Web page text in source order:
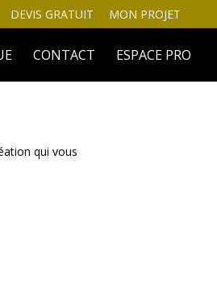
DEVIS GRATUIT MON PROJET
CONTACT ESPACE PRO
qui vous